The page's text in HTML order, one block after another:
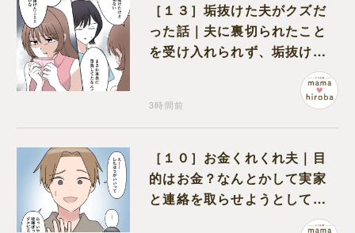
［１３］垢抜けた夫がクズだ
った話｜夫に裏切られたこと
を受け入れられず、垢抜けた
ことが関係しているのかと嘆
3時間前
［１０］お金くれくれ夫｜目
的はお金？なんとかして実家
と連絡を取らせようとしてく